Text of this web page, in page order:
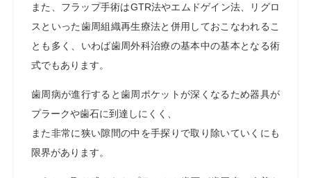
また、フラップ手術はGTR法やエムドゲイン法、リグロ
スといった歯周組織再生療法と併用しておこなわれるこ
とも多く、いわば歯周外科治療の基本中の基本となる術
式でもあります。
歯周病が進行すると歯周ポケットが深くなるため器具が
プラークや歯石に到達しにくく、
また非常に狭い隙間の中を手探りで取り除いていくにも
限界があります。